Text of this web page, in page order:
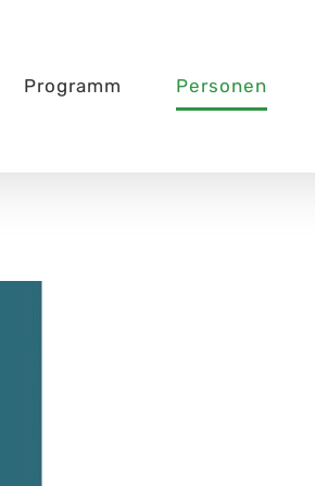
Programm Personen